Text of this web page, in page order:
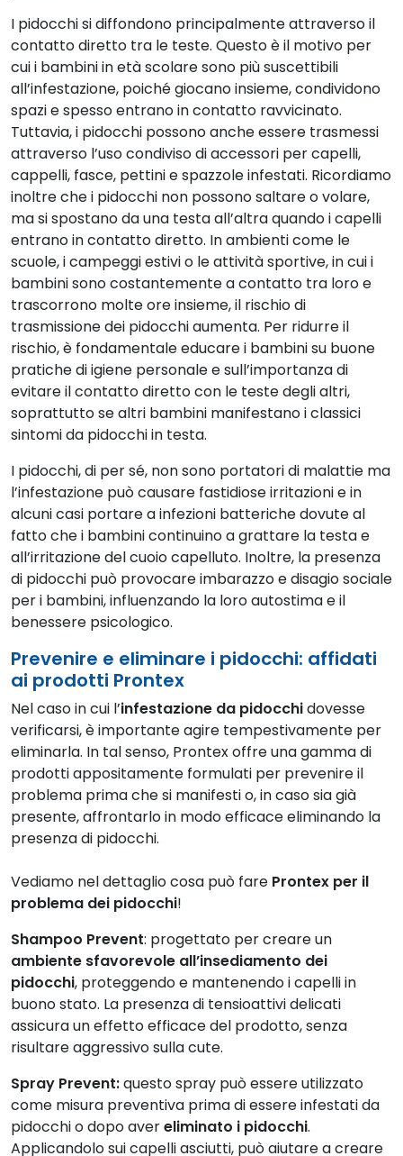
I pidocchi si diffondono principalmente attraverso il
contatto diretto tra le teste. Questo è il motivo per
cui i bambini in età scolare sono più suscettibili
all’infestazione, poiché giocano insieme, condividono
spazi e spesso entrano in contatto ravvicinato.
Tuttavia, i pidocchi possono anche essere trasmessi
attraverso l’uso condiviso di accessori per capelli,
cappelli, fasce, pettini e spazzole infestati. Ricordiamo
inoltre che i pidocchi non possono saltare o volare,
ma si spostano da una testa all’altra quando i capelli
entrano in contatto diretto. In ambienti come le
scuole, i campeggi estivi o le attività sportive, in cui i
bambini sono costantemente a contatto tra loro e
trascorrono molte ore insieme, il rischio di
trasmissione dei pidocchi aumenta. Per ridurre il
rischio, è fondamentale educare i bambini su buone
pratiche di igiene personale e sull’importanza di
evitare il contatto diretto con le teste degli altri,
soprattutto se altri bambini manifestano i classici
sintomi da pidocchi in testa.
I pidocchi, di per sé, non sono portatori di malattie ma
l’infestazione può causare fastidiose irritazioni e in
alcuni casi portare a infezioni batteriche dovute al
fatto che i bambini continuino a grattare la testa e
all’irritazione del cuoio capelluto. Inoltre, la presenza
di pidocchi può provocare imbarazzo e disagio sociale
per i bambini, influenzando la loro autostima e il
benessere psicologico.
Prevenire e eliminare i pidocchi: affidati
ai prodotti Prontex
Nel caso in cui l’infestazione da pidocchidovesse
verificarsi, è importante agire tempestivamente per
eliminarla. In tal senso, Prontex offre una gamma di
prodotti appositamente formulati per prevenire il
problema prima che si manifesti o, in caso sia già
presente, affrontarlo in modo efficace eliminando la
presenza di pidocchi.
Vediamo nel dettaglio cosa può fare Prontex per il
problema dei pidocchi!
Shampoo Prevent: progettato per creare un
ambiente sfavorevole all’insediamento dei
pidocchi, proteggendo e mantenendo i capelli in
buono stato. La presenza di tensioattivi delicati
assicura un effetto efficace del prodotto, senza
risultare aggressivo sulla cute.
Spray Prevent:questo spray può essere utilizzato
come misura preventiva prima di essere infestati da
pidocchi o dopo avereliminato i pidocchi.
Applicandolo sui capelli asciutti, può aiutare a creare